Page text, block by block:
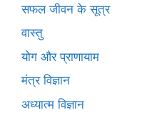
सफल जीवन के सूत्र
वास्तु
योग और प्राणायाम
मंत्र विज्ञान
अध्यात्म विज्ञान